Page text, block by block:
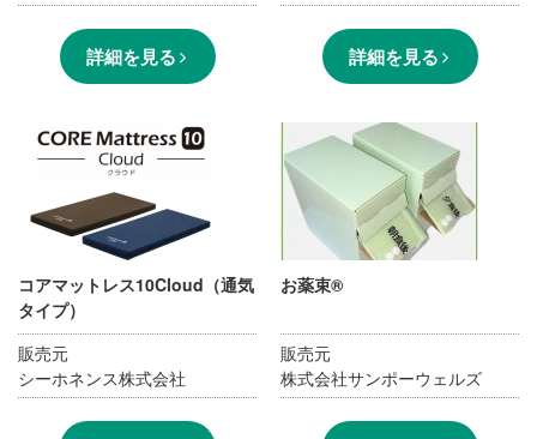
詳細を見る 詳細を見る
コアマットレス10Cloud（通気
タイプ）
販売元
シーホネンス株式会社
お薬束®
販売元
株式会社サンポーウェルズ